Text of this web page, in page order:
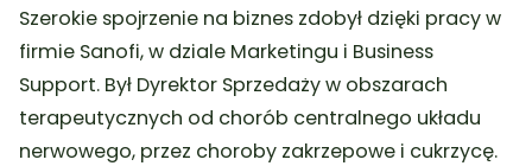
Szerokie spojrzenie na biznes zdobył dzięki pracy w
firmie Sanofi, w dziale Marketingu i Business
Support. Był Dyrektor Sprzedaży w obszarach
terapeutycznych od chorób centralnego układu
nerwowego, przez choroby zakrzepowe i cukrzycę.